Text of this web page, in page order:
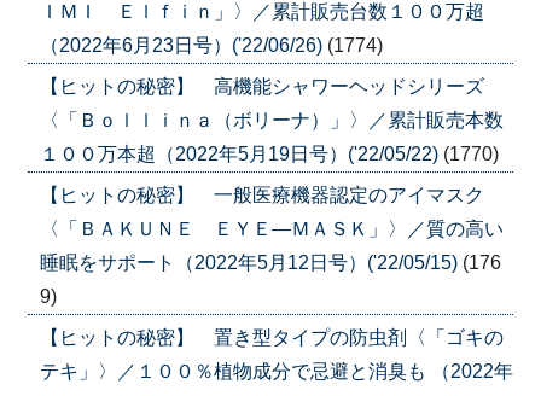
ＩＭＩ Ｅｌｆｉｎ」〉／累計販売台数１００万超
（2022年6月23日号）('22/06/26) (1774)
【ヒットの秘密】 高機能シャワーヘッドシリーズ
〈「Ｂｏｌｌｉｎａ（ボリーナ）」〉／累計販売本数
１００万本超（2022年5月19日号）('22/05/22) (1770)
【ヒットの秘密】 一般医療機器認定のアイマスク
〈「ＢＡＫＵＮＥ ＥＹＥ―ＭＡＳＫ」〉／質の高い
睡眠をサポート（2022年5月12日号）('22/05/15) (176
9)
【ヒットの秘密】 置き型タイプの防虫剤〈「ゴキの
テキ」〉／１００％植物成分で忌避と消臭も （2022年